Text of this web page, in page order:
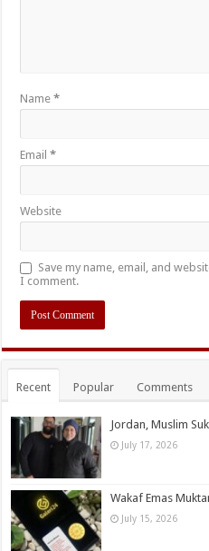
Name*
Email*
Website
Save my name, email, and
I comment.
Recent Popular Comments
Jordan, Muslim
July 17, 2026
Wakaf Emas
July 15, 2026